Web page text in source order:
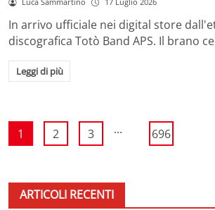
In arrivo ufficiale nei digital store
discografica Totò Band APS. Il brano
Leggi di più
1 2 3 ... 696
ARTICOLI RECENTI